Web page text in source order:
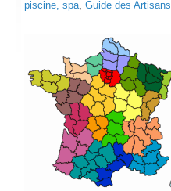
piscine, spa, Guide des Artisans